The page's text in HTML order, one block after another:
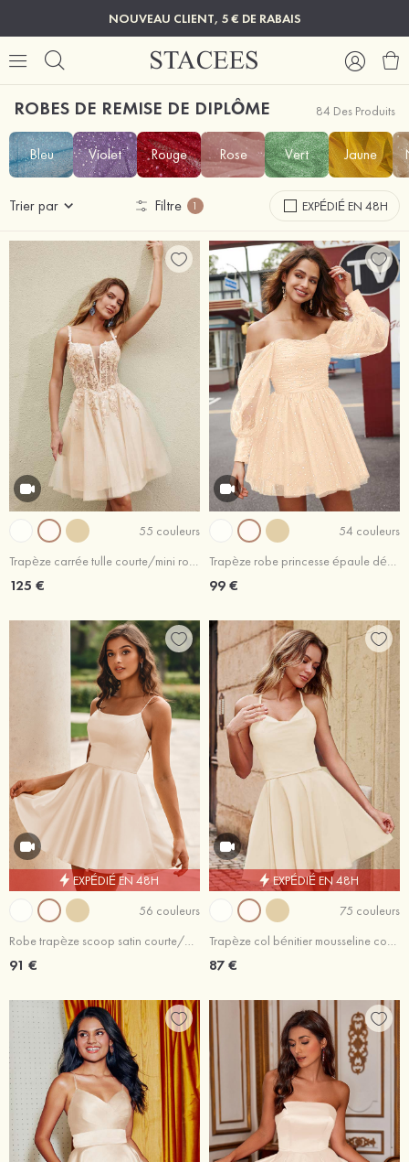
NOUVEAU CLIENT, 5 € DE RABAIS
ROBES DE REMISE DE DIPLÔME 84 Des Produits
Bleu Violet Rouge Rose Vert Jaune
Trier par Filtre 1 EXPÉDIÉ EN 48H
55 couleurs
Trapèze carrée tulle courte/mini robe de fête de la rentrée avec appliqué
125 €
54 couleurs
Trapèze robe princesse épaule dénudée tulle courte/mini robe de fête de la rentrée
99 €
EXPÉDIÉ EN 48H
56 couleurs
Robe trapèze scoop satin courte/mini robe de fête de la rentrée
91 €
EXPÉDIÉ EN 48H
75 couleurs
Trapèze col bénitier mousseline courte/mini robe de fête de la rentrée
87 €